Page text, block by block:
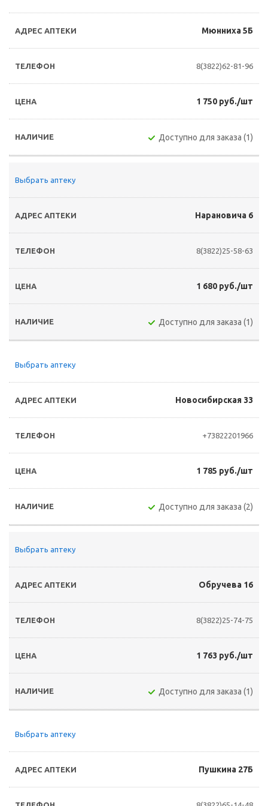
Мюнниха 5Б
8(3822)62-81-96
1 750 руб./шт
Доступно для заказа (1)
Выбрать аптеку
Нарановича 6
8(3822)25-58-63
1 680 руб./шт
Доступно для заказа (1)
Выбрать аптеку
Новосибирская 33
+73822201966
1 785 руб./шт
Доступно для заказа (2)
Выбрать аптеку
Обручева 16
8(3822)25-74-75
1 763 руб./шт
Доступно для заказа (1)
Выбрать аптеку
Пушкина 27Б